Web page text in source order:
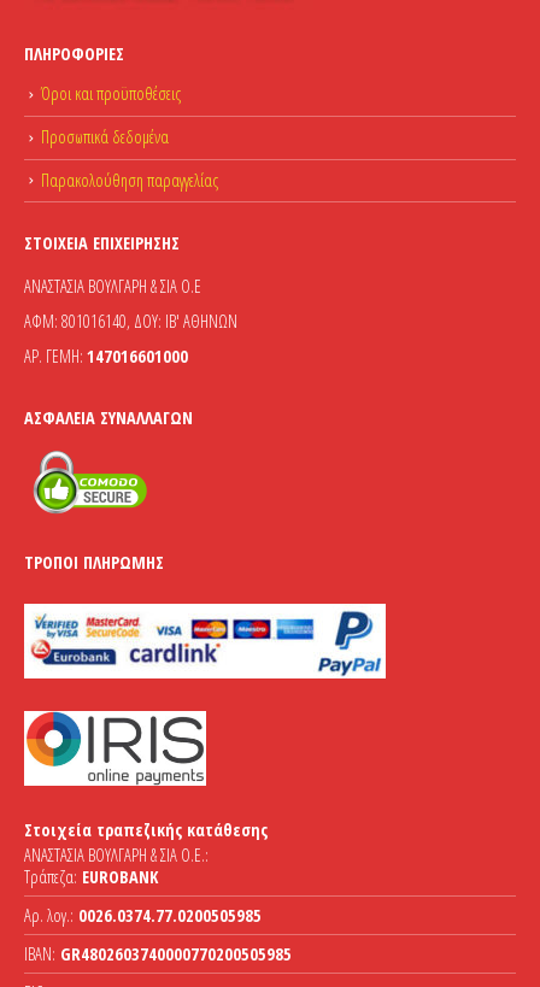
ΠΛΗΡΟΦΟΡΊΕΣ
Όροι και προϋποθέσεις
Προσωπικά δεδομένα
Παρακολούθηση παραγγελίας
ΣΤΟΙΧΕΊΑ ΕΠΙΧΕΊΡΗΣΗΣ
ΑΝΑΣΤΑΣΙΑ ΒΟΥΛΓΑΡΗ & ΣΙΑ Ο.Ε
ΑΦΜ: 801016140, ΔΟΥ: ΙΒ' ΑΘΗΝΩΝ
ΑΡ. ΓΕΜΗ: 147016601000
ΑΣΦΆΛΕΙΑ ΣΥΝΑΛΛΑΓΏΝ
ΤΡΌΠΟΙ ΠΛΗΡΩΜΉΣ
Στοιχεία τραπεζικής κατάθεσης
ΑΝΑΣΤΑΣΙΑ ΒΟΥΛΓΑΡΗ & ΣΙΑ Ο.Ε.:
Τράπεζα: EUROBANK
Αρ. λογ.: 0026.0374.77.0200505985
IBAN: GR4802603740000770200505985